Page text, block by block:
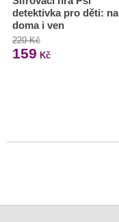
detektivka pro děti: na
doma i ven
220 Kč
159 Kč